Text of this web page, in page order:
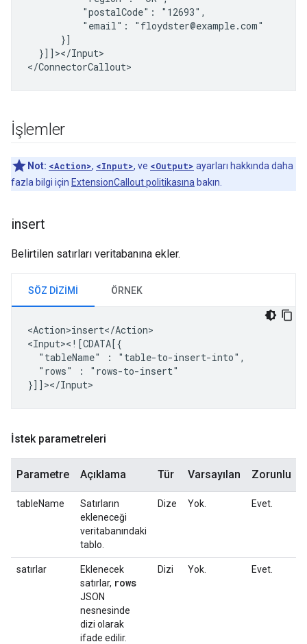
"postalCode":
"email":
}]]></Input>
İşlemler
Not: <Action>, <Input>, ve <Output> ayarları hakkında daha
fazla bilgi için ExtensionCallout politikasına bakın.
insert
Belirtilen satırları veritabanına ekler.
SÖZ DIZIMI ÖRNEK
<Action>insert</Action>
"tableName"
:
"rows"
:
"rows-to-insert"
İstek parametreleri
Parametre Açıklama Tür Varsayılan Zorunlu
tableName
Satırların
ekleneceği
veritabanındaki
tablo.
Dize Yok. Evet.
satırlar
Eklenecek
satırlar, rows
JSON
nesnesinde
dizi olarak
ifade edilir.
Dizi Yok. Evet.